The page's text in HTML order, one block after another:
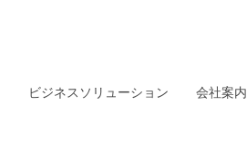
ビジネスソリューション 会社案内